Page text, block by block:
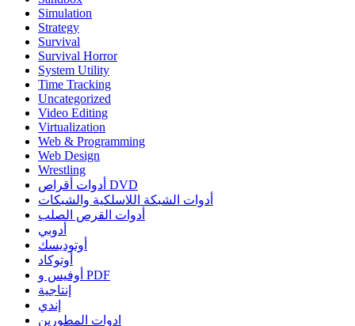
Simulation
Strategy
Survival
Survival Horror
System Utility
Time Tracking
Uncategorized
Video Editing
Virtualization
Web & Programming
Web Design
Wrestling
أدوات أقراص DVD
أدوات الشبكة اللاسلكية والشبكات
أدوات القرص الصلب
أدوبي
أوتوديسك
أوتوكاد
أوفيس و PDF
إنتاجية
إندي
ادوات المطورين